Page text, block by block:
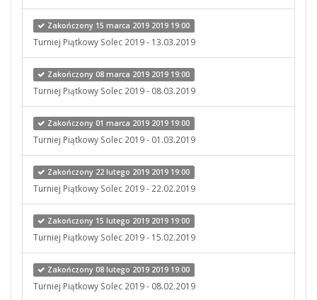
Zakończony 15 marca 2019 2019 19:00
Turniej Piątkowy Solec 2019 - 13.03.2019
Zakończony 08 marca 2019 2019 19:00
Turniej Piątkowy Solec 2019 - 08.03.2019
Zakończony 01 marca 2019 2019 19:00
Turniej Piątkowy Solec 2019 - 01.03.2019
Zakończony 22 lutego 2019 2019 19:00
Turniej Piątkowy Solec 2019 - 22.02.2019
Zakończony 15 lutego 2019 2019 19:00
Turniej Piątkowy Solec 2019 - 15.02.2019
Zakończony 08 lutego 2019 2019 19:00
Turniej Piątkowy Solec 2019 - 08.02.2019